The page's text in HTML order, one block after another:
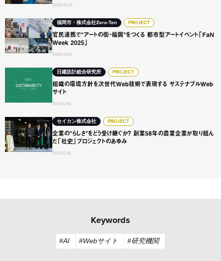
2026.04.21
福岡市・株式会社Zero-Ten PROJECT
官民連携で“アートの街・福岡”をつくる 都市型アートイベント「FaN
Week 2025」
2026.04.15
官民連携で“アートの街・福岡”をつくる 都市型アートイベ
日建設計総合研究所 PROJECT
組織の環境方針を次世代Web技術で表現する サステナブルWeb
サイト
2025.12.16
組織の環境方針を次世代Web技術で表現する サステナブル
セイカン株式会社 PROJECT
企業の“らしさ”をどう受け継ぐか？ 創業58年の農業企業が取り組ん
だ「社史」プロジェクトのあゆみ
2025.12.15
企業の“らしさ”をどう受け継ぐか？ 創業58年の農業企業が
Keywords
#AI #Webサイト #研究機関